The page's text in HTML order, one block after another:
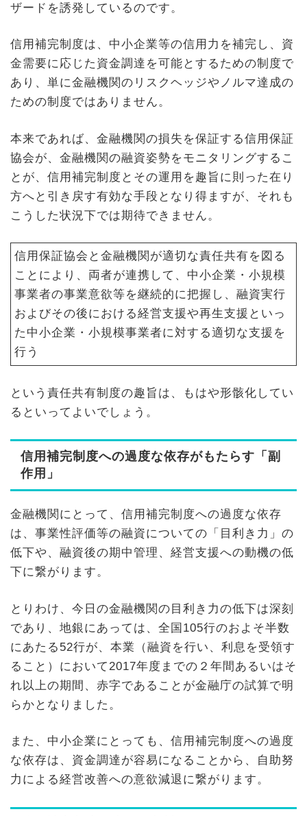
ザードを誘発しているのです。
信用補完制度は、中小企業等の信用力を補完し、資
金需要に応じた資金調達を可能とするための制度で
あり、単に金融機関のリスクヘッジやノルマ達成の
ための制度ではありません。
本来であれば、金融機関の損失を保証する信用保証
協会が、金融機関の融資姿勢をモニタリングするこ
とが、信用補完制度とその運用を趣旨に則った在り
方へと引き戻す有効な手段となり得ますが、それも
こうした状況下では期待できません。
信用保証協会と金融機関が適切な責任共有を図る
ことにより、両者が連携して、中小企業・小規模
事業者の事業意欲等を継続的に把握し、融資実行
およびその後における経営支援や再生支援といっ
た中小企業・小規模事業者に対する適切な支援を
行う
という責任共有制度の趣旨は、もはや形骸化してい
るといってよいでしょう。
信用補完制度への過度な依存がもたらす「副
作用」
金融機関にとって、信用補完制度への過度な依存
は、事業性評価等の融資についての「目利き力」の
低下や、融資後の期中管理、経営支援への動機の低
下に繋がります。
とりわけ、今日の金融機関の目利き力の低下は深刻
であり、地銀にあっては、全国105行のおよそ半数
にあたる52行が、本業（融資を行い、利息を受領す
ること）において2017年度までの２年間あるいはそ
れ以上の期間、赤字であることが金融庁の試算で明
らかとなりました。
また、中小企業にとっても、信用補完制度への過度
な依存は、資金調達が容易になることから、自助努
力による経営改善への意欲減退に繋がります。